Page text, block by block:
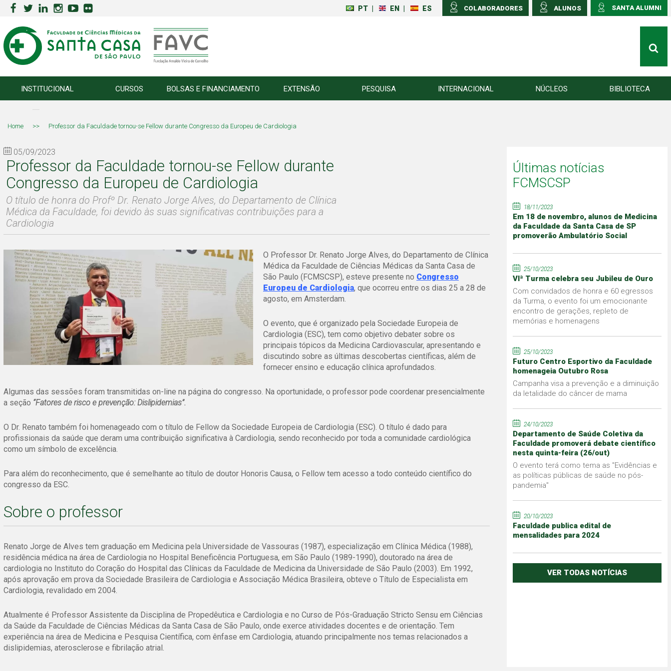
SANTA ALUMNI
ALUNOS
COLABORADORES
PT EN ES
INSTITUCIONAL CURSOS BOLSAS E FINANCIAMENTO EXTENSÃO PESQUISA INTERNACIONAL NÚCLEOS BIBLIOTECA
Home >> Professor da Faculdade tornou-se Fellow durante Congresso da Europeu de Cardiologia
05/09/2023
Professor da Faculdade tornou-se Fellow durante
Congresso da Europeu de Cardiologia
O título de honra do Profº Dr. Renato Jorge Alves, do Departamento de Clínica
Médica da Faculdade, foi devido às suas significativas contribuições para a
Cardiologia
O Professor Dr. Renato Jorge Alves, do Departamento de Clínica
Médica da Faculdade de Ciências Médicas da Santa Casa de
São Paulo (FCMSCSP), esteve presente no Congresso
Europeu de Cardiologia, que ocorreu entre os dias 25 a 28 de
agosto, em Amsterdam.
O evento, que é organizado pela Sociedade Europeia de
Cardiologia (ESC), tem como objetivo debater sobre os
principais tópicos da Medicina Cardiovascular, apresentando e
discutindo sobre as últimas descobertas científicas, além de
fornecer ensino e educação clínica aprofundados.
Algumas das sessões foram transmitidas on-line na página do congresso. Na oportunidade, o professor pode coordenar presencialmente
a seção “Fatores de risco e prevenção: Dislipidemias”.
O Dr. Renato também foi homenageado com o título de Fellow da Sociedade Europeia de Cardiologia (ESC). O título é dado para
profissionais da saúde que deram uma contribuição significativa à Cardiologia, sendo reconhecido por toda a comunidade cardiológica
como um símbolo de excelência.
Para além do reconhecimento, que é semelhante ao título de doutor Honoris Causa, o Fellow tem acesso a todo conteúdo científico do
congresso da ESC.
Sobre o professor
Renato Jorge de Alves tem graduação em Medicina pela Universidade de Vassouras (1987), especialização em Clínica Médica (1988),
residência médica na área de Cardiologia no Hospital Beneficência Portuguesa, em São Paulo (1989-1990), doutorado na área de
cardiologia no Instituto do Coração do Hospital das Clínicas da Faculdade de Medicina da Universidade de São Paulo (2003). Em 1992,
após aprovação em prova da Sociedade Brasileira de Cardiologia e Associação Médica Brasileira, obteve o Título de Especialista em
Cardiologia, revalidado em 2004.
Atualmente é Professor Assistente da Disciplina de Propedêutica e Cardiologia e no Curso de Pós-Graduação Stricto Sensu em Ciências
da Saúde da Faculdade de Ciências Médicas da Santa Casa de São Paulo, onde exerce atividades docentes e de orientação. Tem
experiência na área de Medicina e Pesquisa Científica, com ênfase em Cardiologia, atuando principalmente nos temas relacionados a
dislipidemias, aterosclerose e fibrilação atrial.
Últimas notícias
FCMSCSP
18/11/2023
Em 18 de novembro, alunos de Medicina
da Faculdade da Santa Casa de SP
promoverão Ambulatório Social
25/10/2023
VIª Turma celebra seu Jubileu de Ouro
Com convidados de honra e 60 egressos
da Turma, o evento foi um emocionante
encontro de gerações, repleto de
memórias e homenagens
25/10/2023
Futuro Centro Esportivo da Faculdade
homenageia Outubro Rosa
Campanha visa a prevenção e a diminuição
da letalidade do câncer de mama
24/10/2023
Departamento de Saúde Coletiva da
Faculdade promoverá debate científico
nesta quinta-feira (26/out)
O evento terá como tema as "Evidências e
as políticas públicas de saúde no pós-
pandemia"
20/10/2023
Faculdade publica edital de
mensalidades para 2024
VER TODAS NOTÍCIAS